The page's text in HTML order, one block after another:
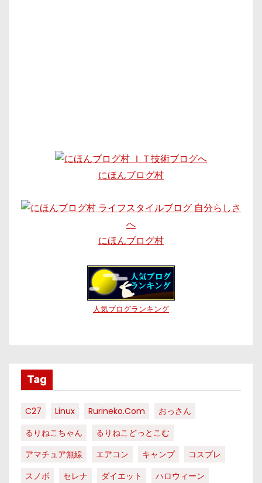
にほんブログ村
にほんブログ村
人気ブログランキング
Tag
C27 Linux Rurineko.com
おっさん
るりねこちゃん
るりねこどっとこむ
アマチュア無線
エアコン キャンプ
コスプレ
スノボ
セレナ ダイエット
ハロウィーン